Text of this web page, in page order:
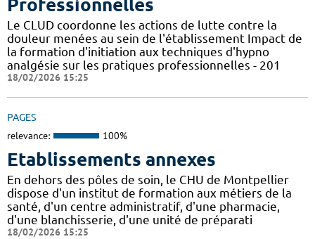
Professionnelles
Le CLUD coordonne les actions de lutte contre la
douleur menées au sein de l'établissement Impact de
la formation d'initiation aux techniques d'hypno
analgésie sur les pratiques professionnelles - 201
18/02/2026 15:25
PAGES
relevance: 100%
Etablissements annexes
En dehors des pôles de soin, le CHU de Montpellier
dispose d'un institut de formation aux métiers de la
santé, d'un centre administratif, d'une pharmacie,
d'une blanchisserie, d'une unité de préparati
18/02/2026 15:25